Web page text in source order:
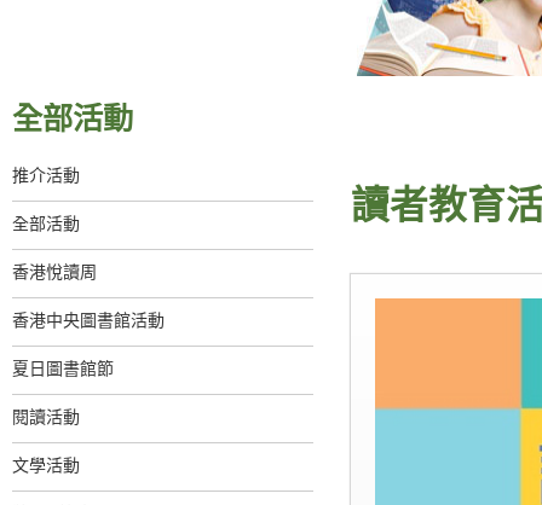
全部活動
推介活動
全部活動
香港悅讀周
香港中央圖書館活動
夏日圖書館節
閱讀活動
文學活動
讀者教育